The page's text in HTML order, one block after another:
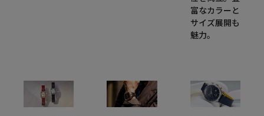
富なカラーと
サイズ展開も
魅力。